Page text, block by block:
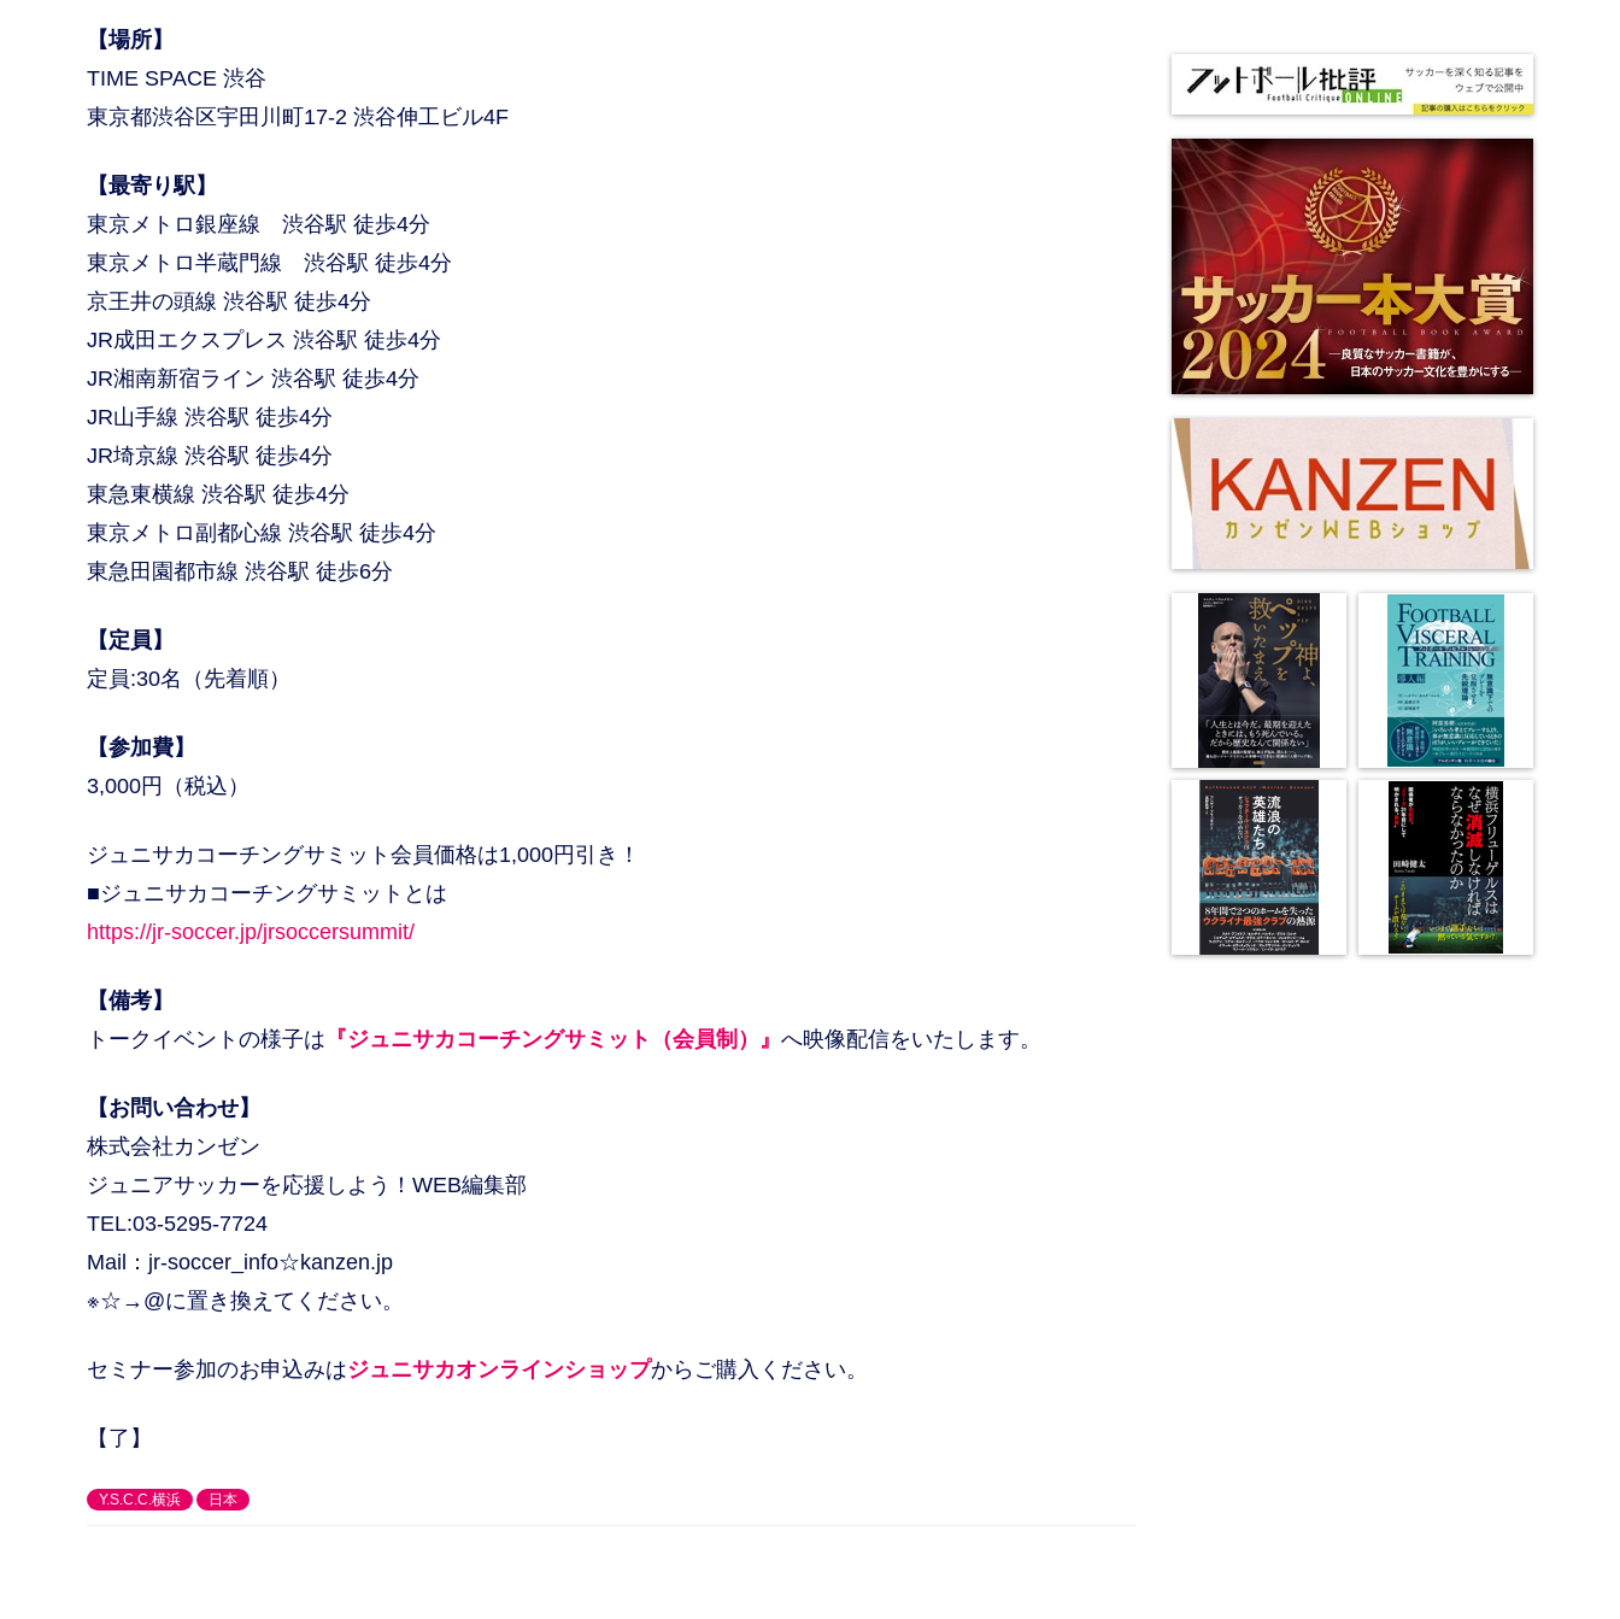
【場所】
TIME SPACE 渋谷
東京都渋谷区宇田川町17-2 渋谷伸工ビル4F
【最寄り駅】
東京メトロ銀座線 渋谷駅 徒歩4分
東京メトロ半蔵門線 渋谷駅 徒歩4分
京王井の頭線 渋谷駅 徒歩4分
JR成田エクスプレス 渋谷駅 徒歩4分
JR湘南新宿ライン 渋谷駅 徒歩4分
JR山手線 渋谷駅 徒歩4分
JR埼京線 渋谷駅 徒歩4分
東急東横線 渋谷駅 徒歩4分
東京メトロ副都心線 渋谷駅 徒歩4分
東急田園都市線 渋谷駅 徒歩6分
【定員】
定員:30名（先着順）
【参加費】
3,000円（税込）
ジュニサカコーチングサミット会員価格は1,000円引き！
■ジュニサカコーチングサミットとは
https://jr-soccer.jp/jrsoccersummit/
【備考】
トークイベントの様子は 『ジュニサカコーチングサミット（会員制）』 へ映像配信をいたします。
【お問い合わせ】
株式会社カンゼン
ジュニアサッカーを応援しよう！WEB編集部
TEL:03-5295-7724
Mail：jr-soccer_info☆kanzen.jp
※☆→@に置き換えてください。
セミナー参加のお申込みはジュニサカオンラインショップからご購入ください。
【了】
Y.S.C.C.横浜 日本